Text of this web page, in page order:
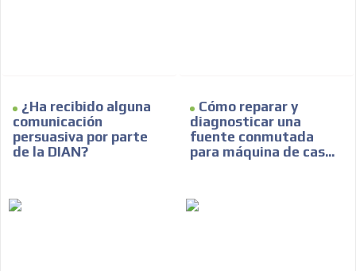
¿Ha recibido alguna
comunicación
persuasiva por parte
de la DIAN?
Cómo reparar y
diagnosticar una
fuente conmutada
para máquina de cas...